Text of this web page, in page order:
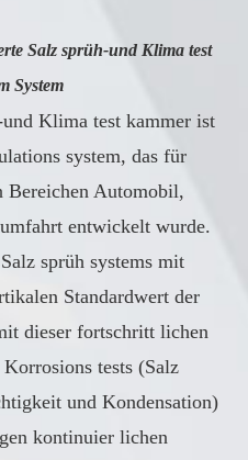
Salz sprüh-und Klima test
System
Klima test kammer ist
system, das für
Bereichen Automobil,
entwickelt wurde.
sprüh systems mit
Standardwert der
dieser fortschritt lichen
tests (Salz
und Kondensation)
kontinuier lichen